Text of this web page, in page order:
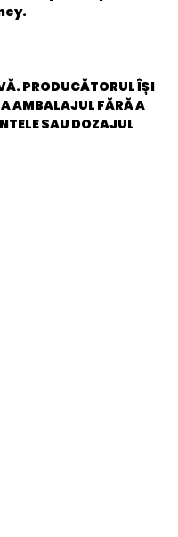
PRODUCĂTORUL ÎȘI
AMBALAJUL FĂRĂ A
SAU DOZAJUL